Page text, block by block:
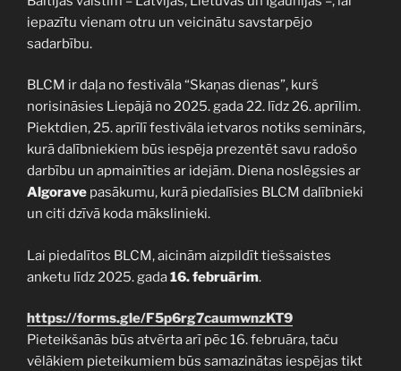
iepazītu vienam otru un veicinātu savstarpējo
sadarbību.
BLCM ir daļa no festivāla “Skaņas dienas”, kurš
norisināsies Liepājā no 2025. gada 22. līdz 26. aprīlim.
Piektdien, 25. aprīlī festivāla ietvaros notiks seminārs,
kurā dalībniekiem būs iespēja prezentēt savu radošo
darbību un apmainīties ar idejām. Diena noslēgsies ar
Algorave pasākumu, kurā piedalīsies BLCM dalībnieki
un citi dzīvā koda mākslinieki.
Lai piedalītos BLCM, aicinām aizpildīt tiešsaistes
anketu līdz 2025. gada16. februārim.
https://forms.gle/F5p6rg7caumwnzKT9
Pieteikšanās būs atvērta arī pēc 16. februāra, taču
vēlākiem pieteikumiem būs samazinātas iespējas tikt